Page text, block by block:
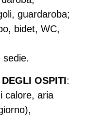
guardaroba;
bidet, WC,
sedie.
OSPITI:
calore, aria